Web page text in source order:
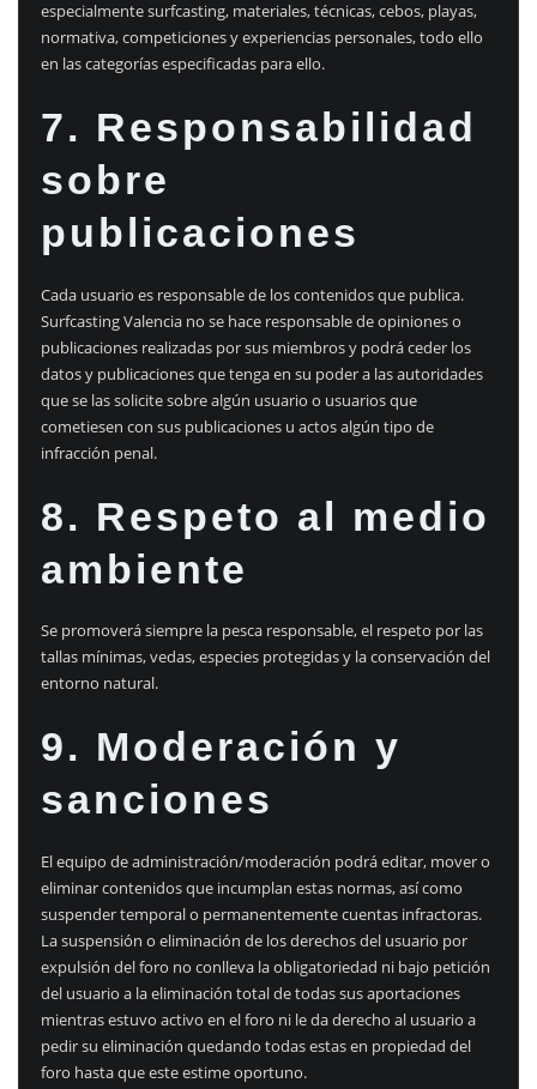
especialmente surfcasting, materiales, técnicas, cebos, playas,
normativa, competiciones y experiencias personales, todo ello
en las categorías especificadas para ello.
7. Responsabilidad
sobre
publicaciones
Cada usuario es responsable de los contenidos que publica.
Surfcasting Valencia no se hace responsable de opiniones o
publicaciones realizadas por sus miembros y podrá ceder los
datos y publicaciones que tenga en su poder a las autoridades
que se las solicite sobre algún usuario o usuarios que
cometiesen con sus publicaciones u actos algún tipo de
infracción penal.
8. Respeto al medio
ambiente
Se promoverá siempre la pesca responsable, el respeto por las
tallas mínimas, vedas, especies protegidas y la conservación del
entorno natural.
9. Moderación y
sanciones
El equipo de administración/moderación podrá editar, mover o
eliminar contenidos que incumplan estas normas, así como
suspender temporal o permanentemente cuentas infractoras.
La suspensión o eliminación de los derechos del usuario por
expulsión del foro no conlleva la obligatoriedad ni bajo petición
del usuario a la eliminación total de todas sus aportaciones
mientras estuvo activo en el foro ni le da derecho al usuario a
pedir su eliminación quedando todas estas en propiedad del
foro hasta que este estime oportuno.